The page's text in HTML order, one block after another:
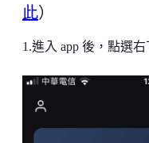
此）
1.進入 app 後，點選